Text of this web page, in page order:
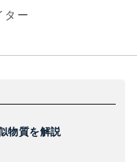
ター
物質を解説